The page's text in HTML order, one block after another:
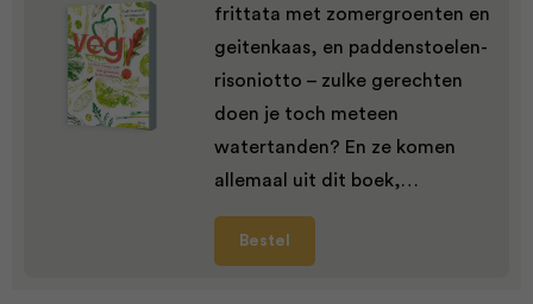
frittata met zomergroenten en
geitenkaas, en paddenstoelen-
risoniotto – zulke gerechten
doen je toch meteen
watertanden? En ze komen
allemaal uit dit boek,…
Bestel